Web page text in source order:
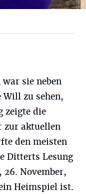
sie neben
Will zu sehen,
zeigte die
zur aktuellen
den meisten
Ditterts Lesung
November,
Heimspiel ist.